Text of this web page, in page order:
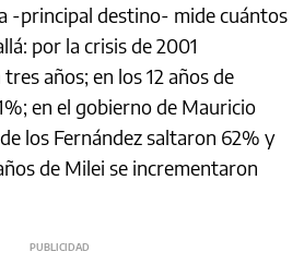
-principal destino- mide cuántos
por la crisis de 2001
años; en los 12 años de
en el gobierno de Mauricio
los Fernández saltaron 62% y
de Milei se incrementaron